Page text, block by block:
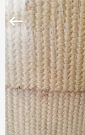
家
プ
ロ
ダ
supplier.
Copyright
2019
2026
Ningbo
Xinyan
Friction
Materials
Co.,
Ltd..
Rights
Reserved.